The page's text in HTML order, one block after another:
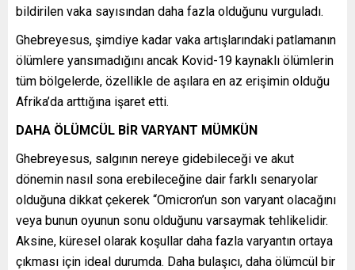
bildirilen vaka sayısından daha fazla olduğunu vurguladı.
Ghebreyesus, şimdiye kadar vaka artışlarındaki patlamanın
ölümlere yansımadığını ancak Kovid-19 kaynaklı ölümlerin
tüm bölgelerde, özellikle de aşılara en az erişimin olduğu
Afrika’da arttığına işaret etti.
DAHA ÖLÜMCÜL BİR VARYANT MÜMKÜN
Ghebreyesus, salgının nereye gidebileceği ve akut
dönemin nasıl sona erebileceğine dair farklı senaryolar
olduğuna dikkat çekerek “Omicron’un son varyant olacağını
veya bunun oyunun sonu olduğunu varsaymak tehlikelidir.
Aksine, küresel olarak koşullar daha fazla varyantın ortaya
çıkması için ideal durumda. Daha bulaşıcı, daha ölümcül bir